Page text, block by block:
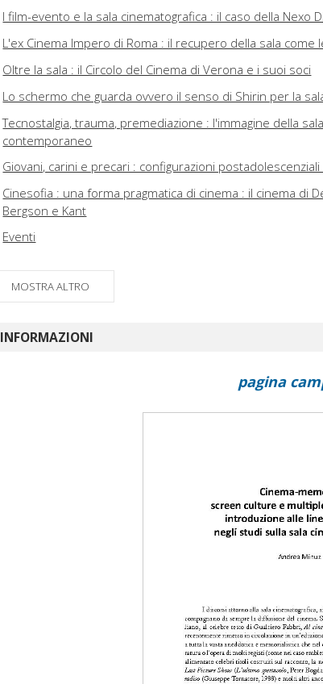
I film-evento e la sala cinematografica : il caso della Nexo
L'ex Cinema Impero di Roma : il recupero della sala come
Oltre la sala : il Circolo del Cinema di Verona e i suoi soci
Lo schermo che guarda ovvero il senso di Shirin per la
Tecnostalgia, trauma, premediazione : l'immagine della
contemporaneo
Giovani, carini e precari : configurazioni
Cinesofia : una forma pragmatica di cinema : il cinema di
Bergson e Kant
Eventi
MOSTRA ALTRO
INFORMAZIONI
pagina